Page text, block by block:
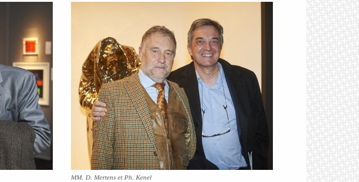
MM. D. Mertens et Ph. Kenel